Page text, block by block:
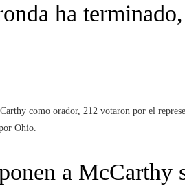
ha
como orador, 212 votaron por el
Ohio.
a McCarthy